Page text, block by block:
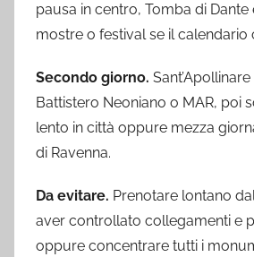
pausa in centro, Tomba di Dante
mostre o festival se il calendario
Secondo giorno.
Battistero Neoniano o MAR, poi
lento in città oppure mezza
di Ravenna.
Da evitare. Prenotare lontano
aver controllato collegamenti e
oppure concentrare tutti i